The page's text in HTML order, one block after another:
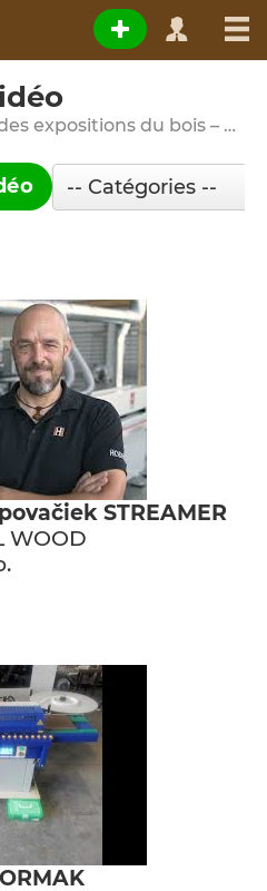
Le premier vidéo-parc des expositions du bois – parfois, ça vaut la peine de voir quelque chose au moins une fois …
STREAMER
WOOD